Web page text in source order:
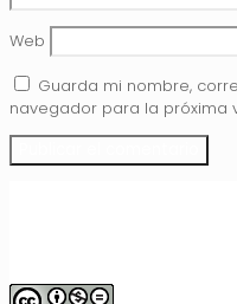
Web
Guarda mi nombre,
navegador para la próxima